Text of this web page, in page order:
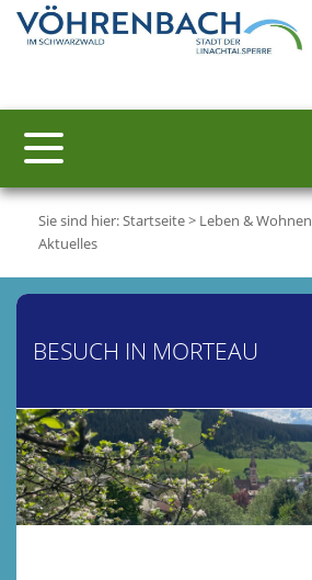
Sie sind hier:Startseite> Leben & Wohnen
Aktuelles
BESUCH IN MORTEAU